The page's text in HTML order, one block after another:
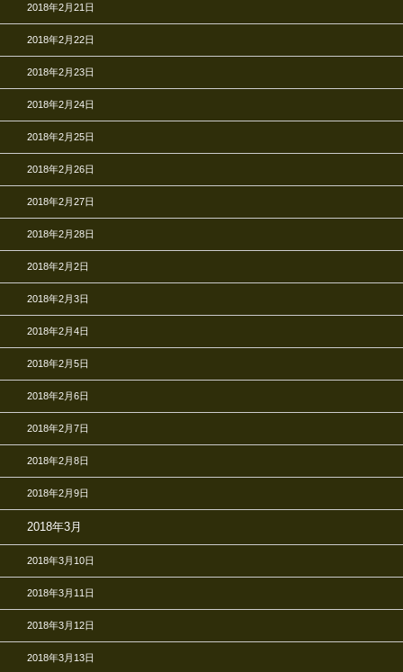
2018年2月21日
2018年2月22日
2018年2月23日
2018年2月24日
2018年2月25日
2018年2月26日
2018年2月27日
2018年2月28日
2018年2月2日
2018年2月3日
2018年2月4日
2018年2月5日
2018年2月6日
2018年2月7日
2018年2月8日
2018年2月9日
2018年3月
2018年3月10日
2018年3月11日
2018年3月12日
2018年3月13日